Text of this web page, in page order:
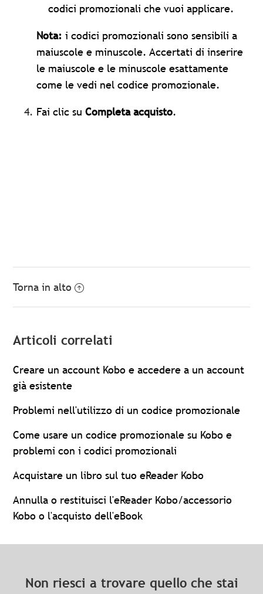
codici promozionali che vuoi applicare.
Nota:i codici promozionali sono sensibili a
maiuscole e minuscole. Accertati di inserire
le maiuscole e le minuscole esattamente
come le vedi nel codice promozionale.
Fai clic suCompleta acquisto.
Torna in alto
Articoli correlati
Creare un account Kobo e accedere a un account
già esistente
Problemi nell'utilizzo di un codice promozionale
Come usare un codice promozionale su Kobo e
problemi con i codici promozionali
Acquistare un libro sul tuo eReader Kobo
Annulla o restituisci l'eReader Kobo/accessorio
Kobo o l'acquisto dell'eBook
Non riesci a trovare quello che stai